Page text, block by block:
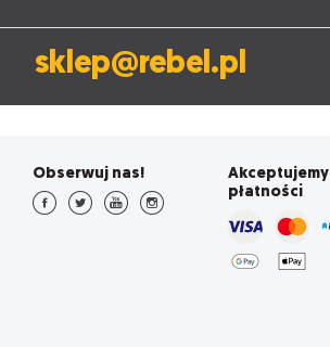
sklep@rebel.pl
Obserwuj nas!
Akceptujemy
płatności